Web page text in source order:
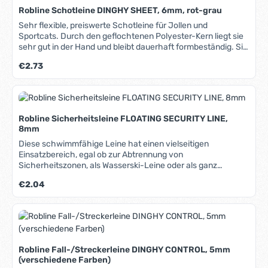
Robline Schotleine DINGHY SHEET, 6mm, rot-grau
Sehr flexible, preiswerte Schotleine für Jollen und
Sportcats. Durch den geflochtenen Polyester-Kern liegt sie
sehr gut in der Hand und bleibt dauerhaft formbeständig. Sie
Polyester/Polyamid-Mantel verfügt über ein hohe
Abriebfestigkeit und sehr gute UV-Beständigkeit. In unserem
Blog erfahren Sie mehr über Materialien, Herstellung und
Pflege von Tauwerk.
Regulärer Preis:
€2.73
Robline Sicherheitsleine FLOATING SECURITY LINE,
8mm
Diese schwimmfähige Leine hat einen vielseitigen
Einsatzbereich, egal ob zur Abtrennung von
Sicherheitszonen, als Wasserski-Leine oder als ganz
ist sie sehr leicht zu spleissen. Sie nimmt wenig Wasser auf
und hat eine geringe Dehnung. In unserem Blog erfahren Sie
mehr über Materialien, Herstellung und Pflege von Tauwerk.
Regulärer Preis:
€2.04
Robline Fall-/Streckerleine DINGHY CONTROL, 5mm
(verschiedene Farben)